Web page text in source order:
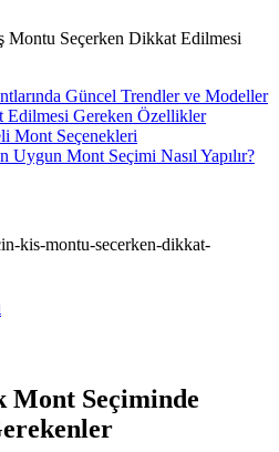
Montu Seçerken Dikkat Edilmesi
Güncel Trendler ve Modeller
Gereken Özellikler
Mont Seçenekleri
Uygun Mont Seçimi Nasıl Yapılır?
kis-montu-secerken-dikkat-
Mont Seçiminde